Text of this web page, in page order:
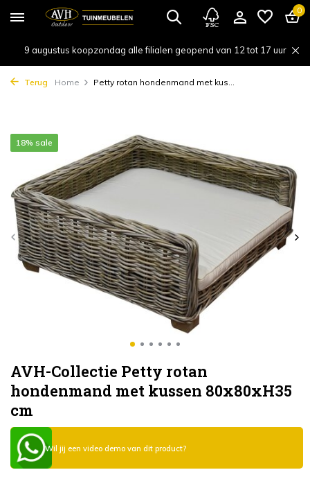
0
9 augustus koopzondag alle filialen geopend van 12 tot 17 uur
Terug Home Petty rotan hondenmand met kus...
AVH-Collectie Petty rotan
hondenmand met kussen 80x80xH35
cm
18% sale
Wil jij een video demo van dit product?